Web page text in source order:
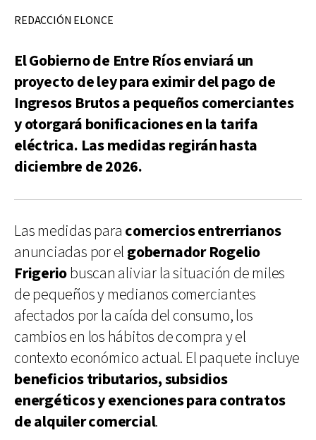
REDACCIÓN ELONCE
El Gobierno de Entre Ríos enviará un
proyecto de ley para eximir del pago de
Ingresos Brutos a pequeños comerciantes
y otorgará bonificaciones en la tarifa
eléctrica. Las medidas regirán hasta
diciembre de 2026.
Las medidas para comercios entrerrianos
anunciadas por el gobernador Rogelio
Frigeriobuscan aliviar la situación de miles
de pequeños y medianos comerciantes
afectados por la caída del consumo, los
cambios en los hábitos de compra y el
contexto económico actual. El paquete incluye
beneficios tributarios, subsidios
energéticos y exenciones para contratos
de alquiler comercial.